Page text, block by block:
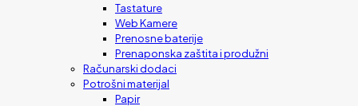
Tastature
Web Kamere
Prenosne baterije
Prenaponska zaštita i produžni
Računarski dodaci
Potrošni materijal
Papir